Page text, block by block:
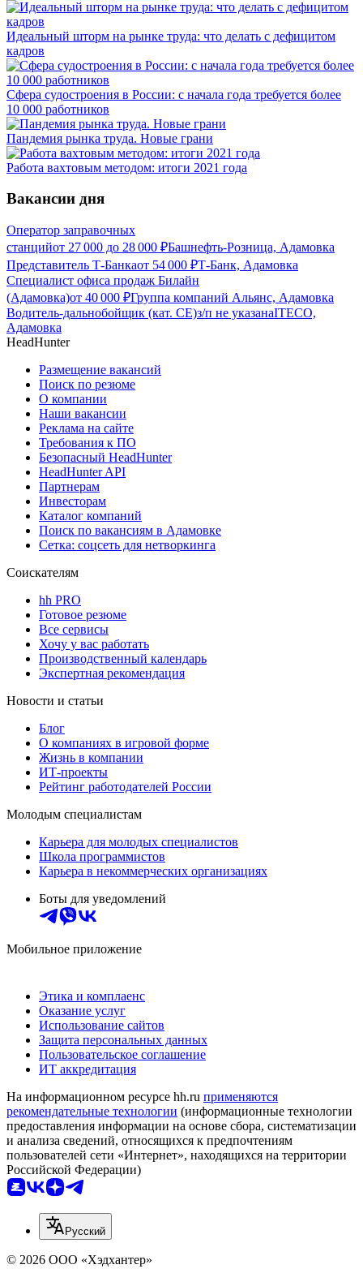
Идеальный шторм на рынке труда: что делать с дефицитом
кадров
Сфера судостроения в России: с начала года требуется более
10 000 работников
Пандемия рынка труда. Новые грани
Работа вахтовым методом: итоги 2021 года
Вакансии дня
Оператор заправочных
станцийот 27 000 до 28 000 ₽Башнефть-Розница, Адамовка
Представитель Т-Банкаот 54 000 ₽Т-Банк, Адамовка
Специалист офиса продаж Билайн
(Адамовка)от 40 000 ₽Группа компаний Альянс, Адамовка
Водитель-дальнобойщик (кат. CE)з/п не указанаITECO,
Адамовка
HeadHunter
Размещение вакансий
Поиск по резюме
О компании
Наши вакансии
Реклама на сайте
Требования к ПО
Безопасный HeadHunter
HeadHunter API
Партнерам
Инвесторам
Каталог компаний
Поиск по вакансиям в Адамовке
Сетка: соцсеть для нетворкинга
Соискателям
hh PRO
Готовое резюме
Все сервисы
Хочу у вас работать
Производственный календарь
Экспертная рекомендация
Новости и статьи
Блог
О компаниях в игровой форме
Жизнь в компании
ИТ-проекты
Рейтинг работодателей России
Молодым специалистам
Карьера для молодых специалистов
Школа программистов
Карьера в некоммерческих организациях
Боты для уведомлений
Мобильное приложение
Этика и комплаенс
Оказание услуг
Использование сайтов
Защита персональных данных
Пользовательское соглашение
ИТ аккредитация
На информационном ресурсе hh.ru применяются
рекомендательные технологии (информационные технологии
предоставления информации на основе сбора, систематизации
и анализа сведений, относящихся к предпочтениям
пользователей сети «Интернет», находящихся на территории
Российской Федерации)
Русский
© 2026 ООО «Хэдхантер»